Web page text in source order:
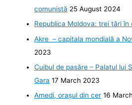
comunistă 25 August 2024
Republica Moldova: trei ţări în
Akre – capitala mondială a
2023
Cuibul de pasăre – Palatul lui
Gara 17 March 2023
Amedi, orașul din cer 16